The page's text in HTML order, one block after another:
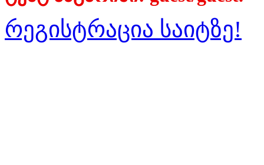
რეგისტრაცია საიტზე!